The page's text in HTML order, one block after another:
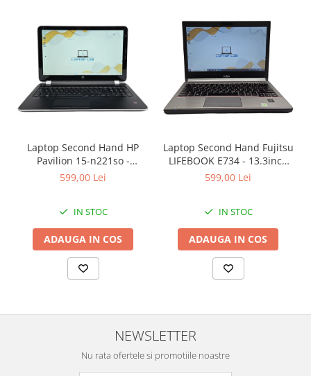
Laptop Second Hand HP
Pavilion 15-n221so -
15.6inch AMD A6-5200 1GB
10 Refurbished
599,00 Lei
IN STOC
ADAUGA IN COS
Laptop Second Hand Fujitsu
LIFEBOOK E734 - 13.3inch
Intel I5-4310M 8GB RAM
599,00 Lei
IN STOC
ADAUGA IN COS
NEWSLETTER
Nu rata ofertele si promotiile noastre